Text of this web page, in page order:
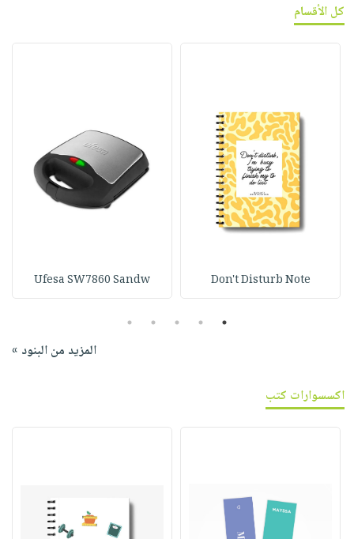
كل الأقسام
Don't Disturb Note
Ufesa SW7860 Sandw
1
2
3
4
5
المزيد من البنود »
اكسسوارات كتب